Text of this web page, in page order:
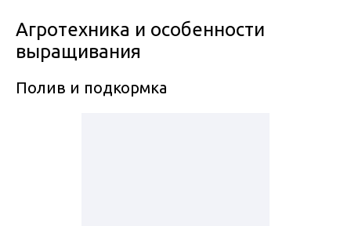
Агротехника и особенности
выращивания
Полив и подкормка